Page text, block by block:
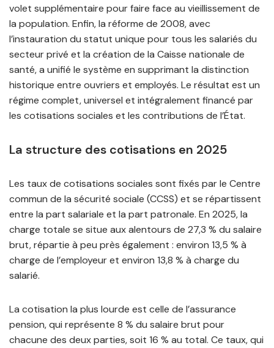
volet supplémentaire pour faire face au vieillissement de
la population. Enfin, la réforme de 2008, avec
l’instauration du statut unique pour tous les salariés du
secteur privé et la création de la Caisse nationale de
santé, a unifié le système en supprimant la distinction
historique entre ouvriers et employés. Le résultat est un
régime complet, universel et intégralement financé par
les cotisations sociales et les contributions de l’État.
La structure des cotisations en 2025
Les taux de cotisations sociales sont fixés par le Centre
commun de la sécurité sociale (CCSS) et se répartissent
entre la part salariale et la part patronale. En 2025, la
charge totale se situe aux alentours de 27,3 % du salaire
brut, répartie à peu près également : environ 13,5 % à
charge de l’employeur et environ 13,8 % à charge du
salarié.
La cotisation la plus lourde est celle de l’assurance
pension, qui représente 8 % du salaire brut pour
chacune des deux parties, soit 16 % au total. Ce taux, qui